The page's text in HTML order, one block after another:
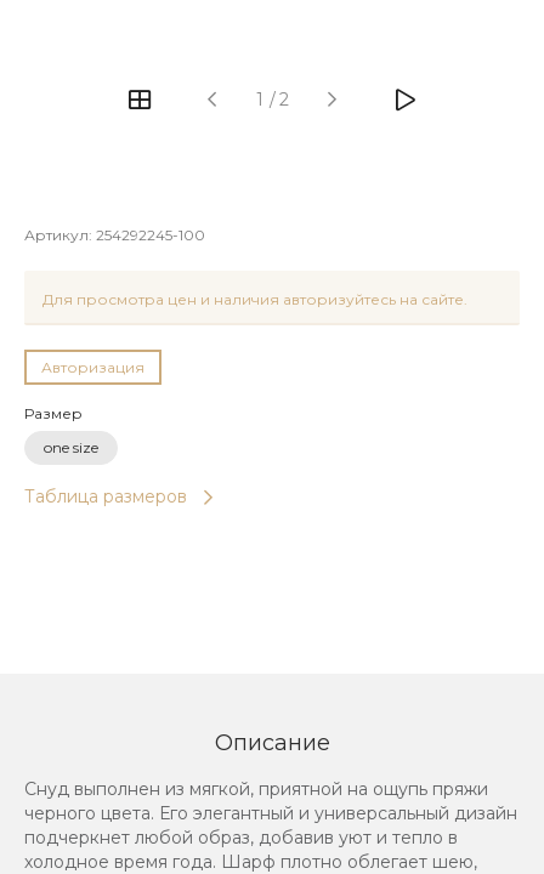
1 /2
Артикул: 254292245-100
Для просмотра цен и наличия авторизуйтесь на сайте.
Авторизация
Размер
one size
Таблица размеров
Описание
Снуд выполнен из мягкой, приятной на ощупь пряжи
черного цвета. Его элегантный и универсальный дизайн
подчеркнет любой образ, добавив уют и тепло в
холодное время года. Шарф плотно облегает шею,